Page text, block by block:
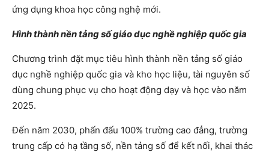
ứng dụng khoa học công nghệ mới.
Hình thành nền tảng số giáo dục nghề nghiệp quốc gia
Chương trình đặt mục tiêu hình thành nền tảng số giáo
dục nghề nghiệp quốc gia và kho học liệu, tài nguyên số
dùng chung phục vụ cho hoạt động dạy và học vào năm
2025.
Đến năm 2030, phấn đấu 100% trường cao đẳng, trường
trung cấp có hạ tầng số, nền tảng số để kết nối, khai thác